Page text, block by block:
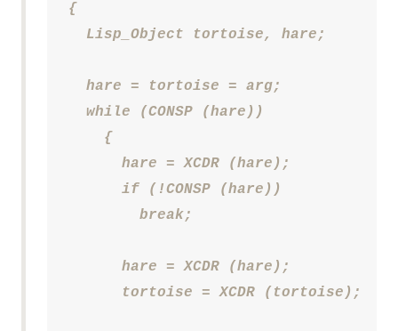
{
  Lisp_Object tortoise, hare;
hare = tortoise = arg;
  while (CONSP (hare))
    {
      hare = XCDR (hare);
      if (!CONSP (hare))
      hare = XCDR (hare);
      tortoise = XCDR (tortoise);